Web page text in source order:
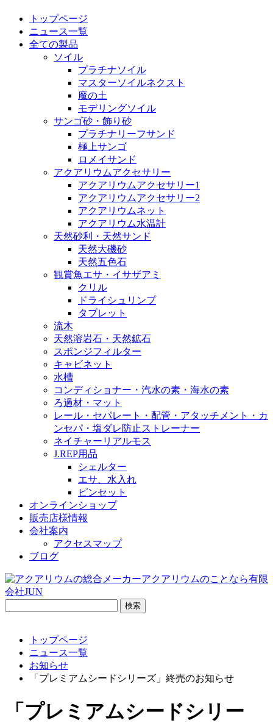
トップページ
ニュース一覧
全ての製品
ソイル
プラチナソイル
マスターソイルネクスト
魔の土
モデリングソイル
サンゴ砂・飾り砂
プラチナリーフサンド
極上サンゴ
ロメイサンド
アクアリウムアクセサリー
アクアリウムアクセサリー1
アクアリウムアクセサリー2
アクアリウムネット
アクアリウム水温計
天然砂利・天然サンド
天然大磯砂
天然五色石
観賞魚エサ・イサザアミ
クリル
ドライシュリンプ
タブレット
流木
天然溶岩石・天然鉱石
スポンジフィルター
キャビネット
水槽
コンディショナー・汽水の素・海水の素
ろ過材・マット
レール・セパレート・配管・アタッチメント・カ
ンセパ・塩ダレ防止ストレーナー
ネイチャーリアルモス
J.REP用品
シェルター
エサ、水入れ
ピンセット
オンラインショップ
販売店様情報
会社案内
アクセスマップ
ブログ
トップページ
ニュース一覧
お知らせ
「プレミアムシードシリーズ」終売のお知らせ
「プレミアムシードシリー